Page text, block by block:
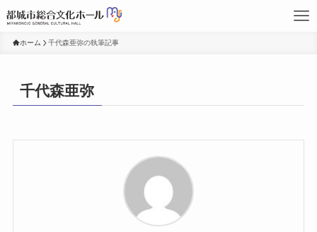
ホーム 千代森亜弥の執筆記事
千代森亜弥